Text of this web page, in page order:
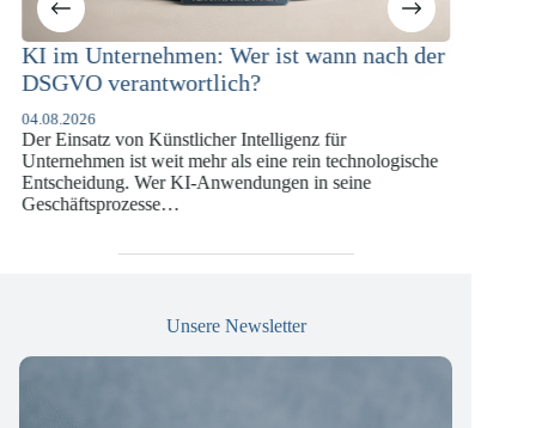
Unternehmen: Wer ist wann nach der
verantwortlich?
von Künstlicher Intelligenz für
ist weit mehr als eine rein technologische
Wer KI-Anwendungen in seine
KI-
Die europäische
Unsere Newsletter